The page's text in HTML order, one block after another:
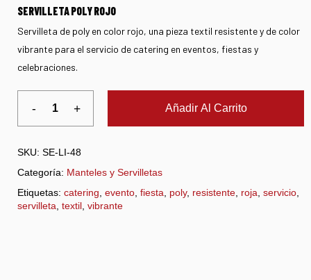
SERVILLETA POLY ROJO
Servilleta de poly en color rojo, una pieza textil resistente y de color
vibrante para el servicio de catering en eventos, fiestas y
celebraciones.
Añadir Al Carrito
SKU: SE-LI-48
Categoría: Manteles y Servilletas
Etiquetas: catering evento fiesta poly, resistente roja servicio
servilleta textil vibrante